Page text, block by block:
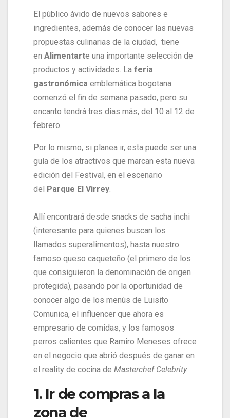
El público ávido de nuevos sabores e
ingredientes, además de conocer las nuevas
propuestas culinarias de la ciudad, tiene
en Alimentarte una importante selección de
productos y actividades. La feria
gastronómica emblemática bogotana
comenzó el fin de semana pasado, pero su
encanto tendrá tres días más, del 10 al 12 de
febrero.
Por lo mismo, si planea ir, esta puede ser una
guía de los atractivos que marcan esta nueva
edición del Festival, en el escenario
del Parque El Virrey.
Allí encontrará desde snacks de sacha inchi
(interesante para quienes buscan los
llamados superalimentos), hasta nuestro
famoso queso caqueteño (el primero de los
que consiguieron la denominación de origen
protegida), pasando por la oportunidad de
conocer algo de los menús de Luisito
Comunica, el influencer que ahora es
empresario de comidas, y los famosos
perros calientes que Ramiro Meneses ofrece
en el negocio que abrió después de ganar en
el reality de cocina de Masterchef Celebrity.
1. Ir de compras a la
zona de